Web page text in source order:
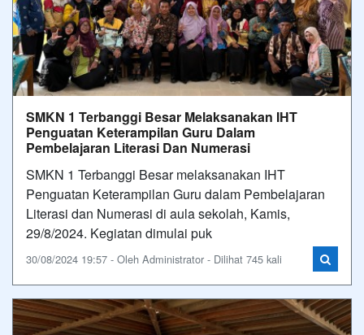
SMKN 1 Terbanggi Besar Melaksanakan IHT
Penguatan Keterampilan Guru Dalam
Pembelajaran Literasi Dan Numerasi
SMKN 1 Terbanggi Besar melaksanakan IHT
Penguatan Keterampilan Guru dalam Pembelajaran
Literasi dan Numerasi di aula sekolah, Kamis,
29/8/2024. Kegiatan dimulai puk
30/08/2024 19:57 - Oleh Administrator - Dilihat 745 kali